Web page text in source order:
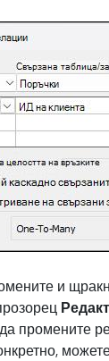
и
промените